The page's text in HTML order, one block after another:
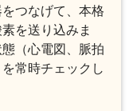
つなげて、本格
を送り込みま
（心電図、脈拍
常時チェックし